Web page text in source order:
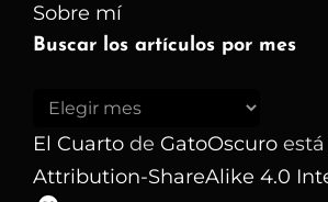
Sobre mí
Buscar los artículos por mes
Buscar
los
artículos
El Cuarto de GatoOscuro
Attribution-ShareAlike 4.0